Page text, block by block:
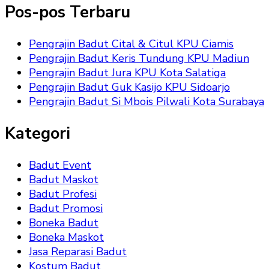
Pos-pos Terbaru
Pengrajin Badut Cital & Citul KPU Ciamis
Pengrajin Badut Keris Tundung KPU Madiun
Pengrajin Badut Jura KPU Kota Salatiga
Pengrajin Badut Guk Kasijo KPU Sidoarjo
Pengrajin Badut Si Mbois Pilwali Kota Surabaya
Kategori
Badut Event
Badut Maskot
Badut Profesi
Badut Promosi
Boneka Badut
Boneka Maskot
Jasa Reparasi Badut
Kostum Badut